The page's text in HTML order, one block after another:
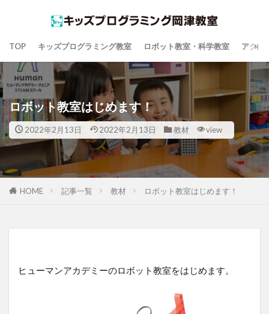
TOP キッズプログラミング教室 ロボット教室・科学教室 アクセ
ロボット教室はじめます！
2022年2月13日 2022年2月13日 教材 view
HOME 記事一覧 教材 ロボット教室はじめます！
ヒューマンアカデミーのロボット教室をはじめます。